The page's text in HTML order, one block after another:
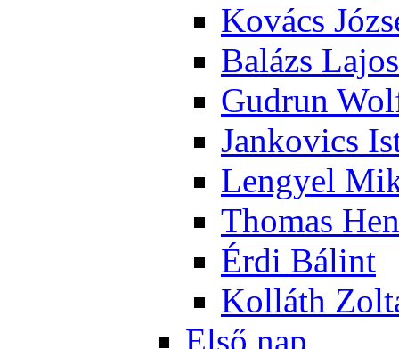
Ko­vács
Ba­lázs La­jos
Gud­run
Jan­ko­vics
Len­gyel
Tho­mas
Ér­di Bá­lint
Kol­láth
El­ső nap